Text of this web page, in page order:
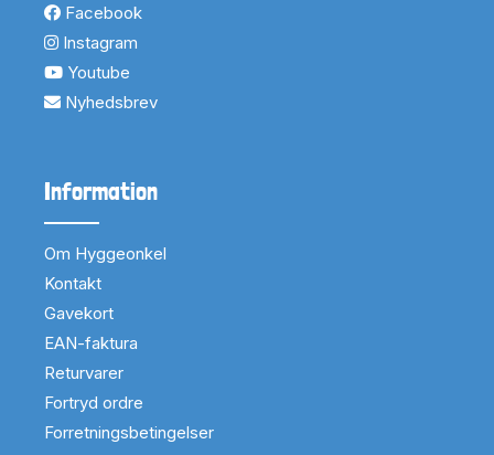
Facebook
Instagram
Youtube
Nyhedsbrev
Information
Om Hyggeonkel
Kontakt
Gavekort
EAN-faktura
Returvarer
Fortryd ordre
Forretningsbetingelser